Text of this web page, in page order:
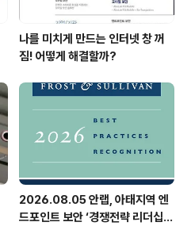
나를 미치게 만드는 인터넷 창 꺼
짐! 어떻게 해결할까?
2026.08.05 안랩, 아태지역 엔
드포인트 보안 ‘경쟁전략 리더십’